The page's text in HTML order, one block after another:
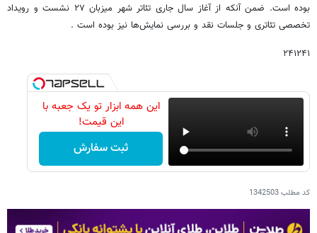
بوده است. ضمن آنکه از آغاز سال جاری تئاتر شهر میزبان ۲۷ نشست و رویداد
تخصصی تئاتری و جلسات نقد و بررسی نمایش‌ها نیز بوده است .
۲۴۱۲۴۱
این همه ابزار تو یک جعبه با
این قیمت!
ثبت سفارش
کد مطلب1342503